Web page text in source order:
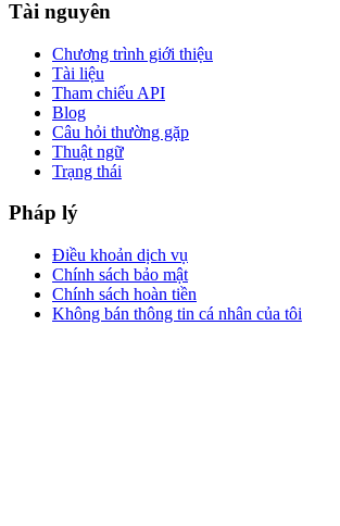
Tài nguyên
Chương trình giới thiệu
Tài liệu
Tham chiếu API
Blog
Câu hỏi thường gặp
Thuật ngữ
Trạng thái
Pháp lý
Điều khoản dịch vụ
Chính sách bảo mật
Chính sách hoàn tiền
Không bán thông tin cá nhân của tôi